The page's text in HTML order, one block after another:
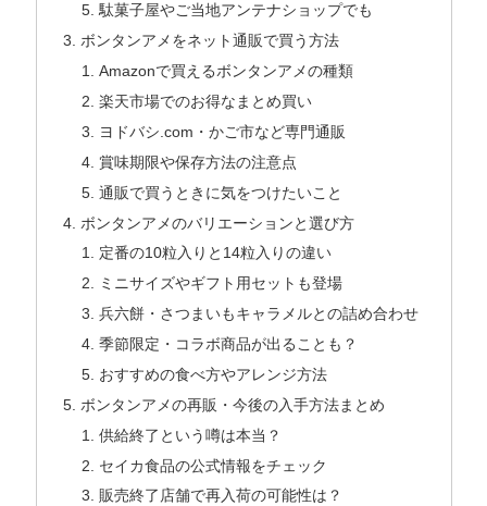
駄菓子屋やご当地アンテナショップでも
ボンタンアメをネット通販で買う方法
Amazonで買えるボンタンアメの種類
楽天市場でのお得なまとめ買い
ヨドバシ.com・かご市など専門通販
賞味期限や保存方法の注意点
通販で買うときに気をつけたいこと
ボンタンアメのバリエーションと選び方
定番の10粒入りと14粒入りの違い
ミニサイズやギフト用セットも登場
兵六餅・さつまいもキャラメルとの詰め合わせ
季節限定・コラボ商品が出ることも？
おすすめの食べ方やアレンジ方法
ボンタンアメの再販・今後の入手方法まとめ
供給終了という噂は本当？
セイカ食品の公式情報をチェック
販売終了店舗で再入荷の可能性は？